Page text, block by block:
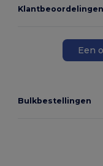
Een
Bulkbestellingen